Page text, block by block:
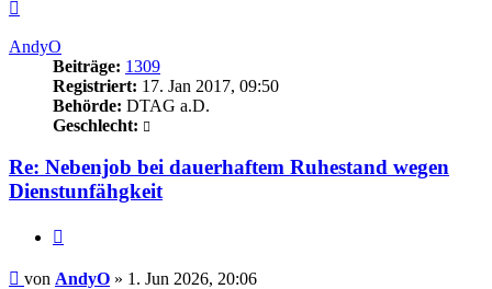
AndyO
Beiträge: 1309
Registriert: 17. Jan 2017, 09:50
Behörde: DTAG a.D.
Geschlecht:
Re: Nebenjob bei dauerhaftem Ruhestand wegen
Dienstunfähgkeit
Beitrag
von AndyO » 1. Jun 2026, 20:06